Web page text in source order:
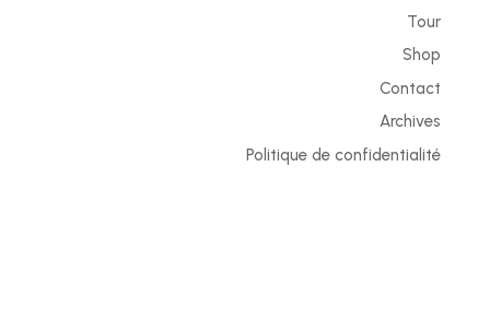
Tour
Shop
Contact
Archives
Politique de confidentialité